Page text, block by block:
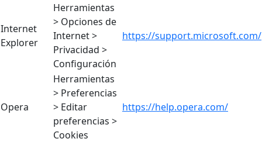
Internet
Explorer
Herramientas
> Opciones de
Internet >
Privacidad >
Configuración
https://support.microsoft.com/
Opera
Herramientas
> Preferencias
> Editar
preferencias >
Cookies
https://help.opera.com/